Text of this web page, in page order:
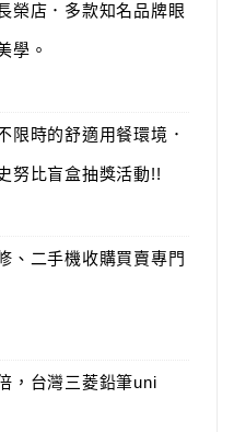
榮店．多款知名品牌眼
學。
限時的舒適用餐環境．
努比盲盒抽獎活動!!
、二手機收購買賣專門
，台灣三菱鉛筆uni